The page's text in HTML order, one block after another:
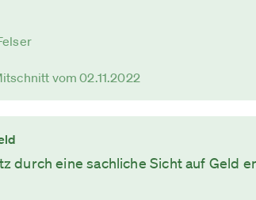
vom 02.11.2022
durch eine sachliche Sicht auf Geld